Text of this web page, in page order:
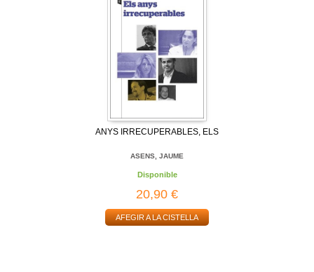
ANYS IRRECUPERABLES, ELS
ASENS, JAUME
Disponible
20,90 €
AFEGIR A LA CISTELLA